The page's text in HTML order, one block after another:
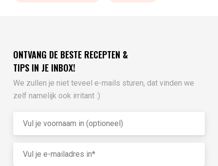
ONTVANG DE BESTE RECEPTEN &
TIPS IN JE INBOX!
We zullen je niet teveel e-mails sturen, dat vinden we
zelf namelijk ook irritant :)